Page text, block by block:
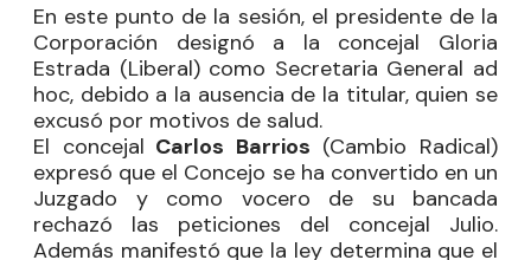
En este punto de la sesión, el presidente de la
Corporación designó a la concejal Gloria
Estrada (Liberal) como Secretaria General ad
hoc, debido a la ausencia de la titular, quien se
excusó por motivos de salud.
El concejal Carlos Barrios (Cambio Radical)
expresó que el Concejo se ha convertido en un
Juzgado y como vocero de su bancada
rechazó las peticiones del concejal Julio.
Además manifestó que la ley determina que el